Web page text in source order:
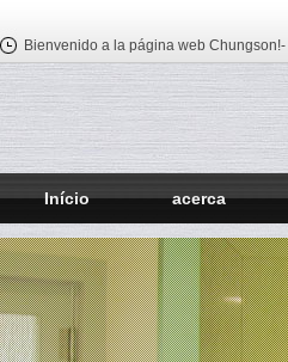
Bienvenido a la página web Chungson!-
Início acerca